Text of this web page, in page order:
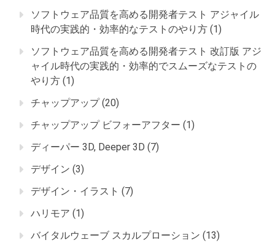
ソフトウェア品質を高める開発者テスト アジャイル
時代の実践的・効率的なテストのやり方 (1)
ソフトウェア品質を高める開発者テスト 改訂版 アジ
ャイル時代の実践的・効率的でスムーズなテストの
やり方 (1)
チャップアップ(20)
チャップアップ ビフォーアフター (1)
ディーパー 3D, Deeper 3D (7)
デザイン (3)
デザイン・イラスト (7)
ハリモア (1)
バイタルウェーブ スカルプローション (13)